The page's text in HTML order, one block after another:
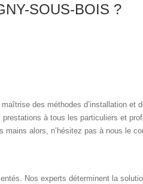
SOUS-BOIS ?
des méthodes d’installation et
à tous les particuliers et
alors, n’hésitez pas à nous le
Nos experts déterminent la